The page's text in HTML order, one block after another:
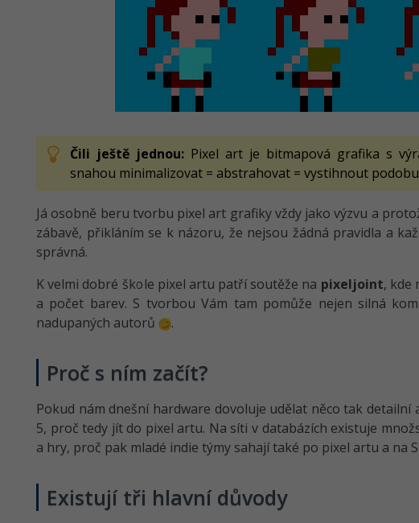
Čili ještě jednou: Pixel art je bitmapová grafika s
snahou minimalizovat = abstrahovat = vystihnout
Já osobně beru tvorbu pixel art grafiky vždy jako výzvu a
zábavě, přikláním se k názoru, že nejsou žádná pravidla a
správná.
K velmi dobré škole pixel artu patří soutěže na pixeljoint, kde
a počet barev. S tvorbou Vám tam pomůže nejen silná
nadupaných autorů
.
Proč s ním začít?
Pokud nám dnešní hardware dovoluje udělat něco tak
5, proč tedy jít do pixel artu. Na síti v databázích existuje
a hry, proč pak mladé indie týmy sahají také po pixel artu a na
Existují tři hlavní důvody